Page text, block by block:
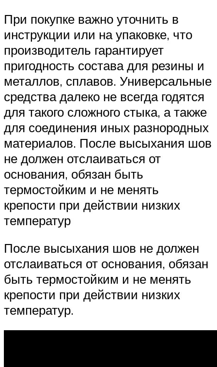
При покупке важно уточнить в
инструкции или на упаковке, что
производитель гарантирует
пригодность состава для резины и
металлов, сплавов. Универсальные
средства далеко не всегда годятся
для такого сложного стыка, а также
для соединения иных разнородных
материалов. После высыхания шов
не должен отслаиваться от
основания, обязан быть
термостойким и не менять
крепости при действии низких
температур
После высыхания шов не должен
отслаиваться от основания, обязан
быть термостойким и не менять
крепости при действии низких
температур.